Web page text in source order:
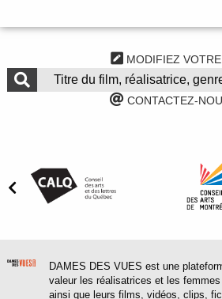
MODIFIEZ
CONTACTEZ-
DAMES DES VUES est une
valeur les réalisatrices et les
ainsi que leurs films, vidéos, clips,